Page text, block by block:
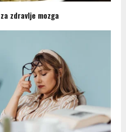
zdravlje mozga